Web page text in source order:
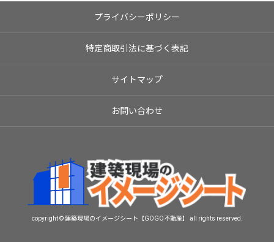
プライバシーポリシー
特定商取引法に基づく表記
サイトマップ
お問い合わせ
copyright © 建築現場のイメージシート【GOGO不動産】 all rights reserved.